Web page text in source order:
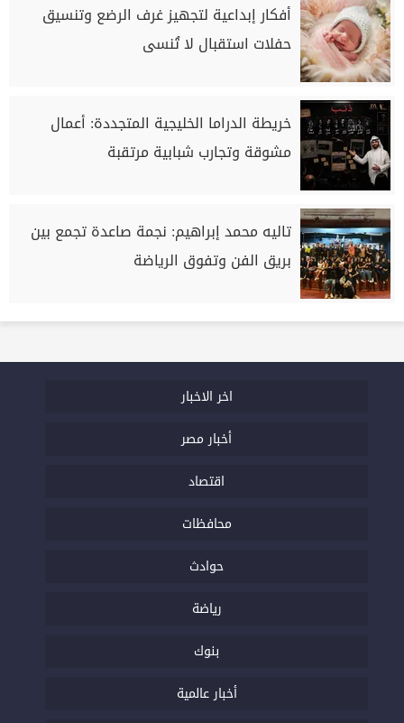
أفكار إبداعية لتجهيز غرف الرضع وتنسيق
حفلات استقبال لا تُنسى
خريطة الدراما الخليجية المتجددة: أعمال
مشوقة وتجارب شبابية مرتقبة
تاليه محمد إبراهيم: نجمة صاعدة تجمع بين
بريق الفن وتفوق الرياضة
اخر الاخبار
أخبار مصر
اقتصاد
محافظات
حوادث
رياضة
بنوك
أخبار عالمية